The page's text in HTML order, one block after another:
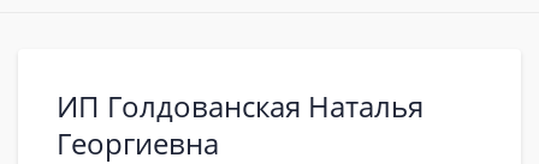
ИП Голдованская Наталья
Георгиевна